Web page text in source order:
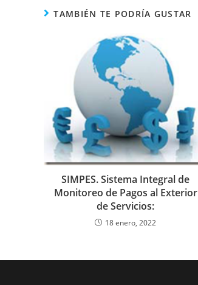
TAMBIÉN TE PODRÍA GUSTAR
SIMPES. Sistema Integral de
Monitoreo de Pagos al Exterior
de Servicios:
18 enero, 2022